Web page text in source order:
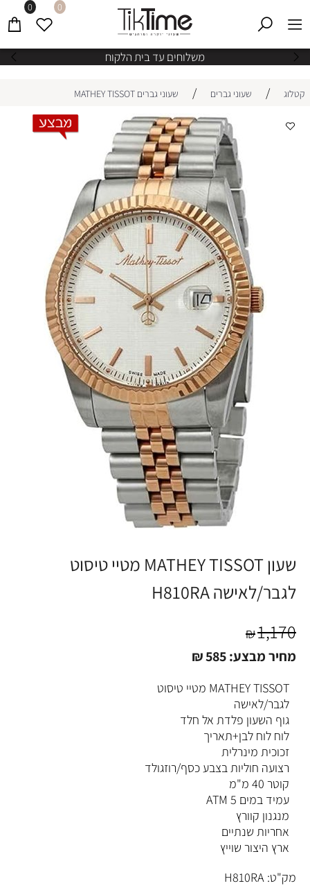
משלוחים עד בית הלקוח
0 0
קטלוג / שעוני גברים / שעוני גברים MATHEY TISSOT
שעון MATHEY TISSOT מטיי טיסוט
לגבר/לאישה H810RA
₪1,170
מחיר מבצע: ₪585
MATHEY TISSOT מטיי טיסוט
לגבר/לאישה
גוף השעון פלדת אל חלד
לוח לוח לבן+תאריך
זכוכית מינרלית
רצועה חוליות בצבע כסף/רוזגולד
קוטר 40 מ"מ
עמיד במים 5 ATM
מנגנון קוורץ
אחריות שנתיים
ארץ היצור שוייץ
מק"ט: H810RA